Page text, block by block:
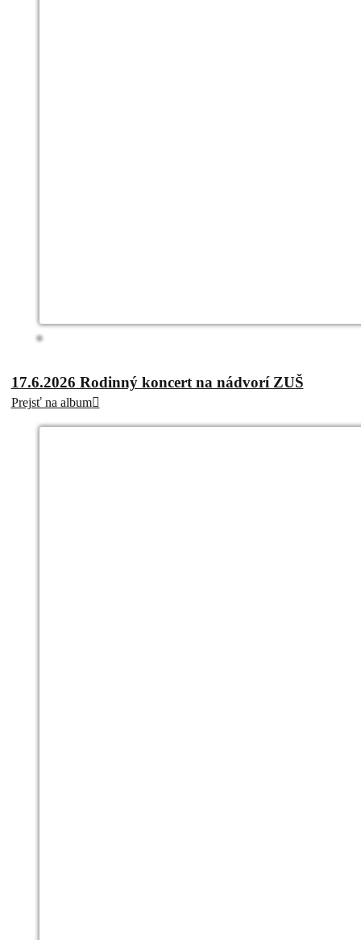
17.6.2026 Rodinný koncert na nádvorí ZUŠ
Prejsť na album